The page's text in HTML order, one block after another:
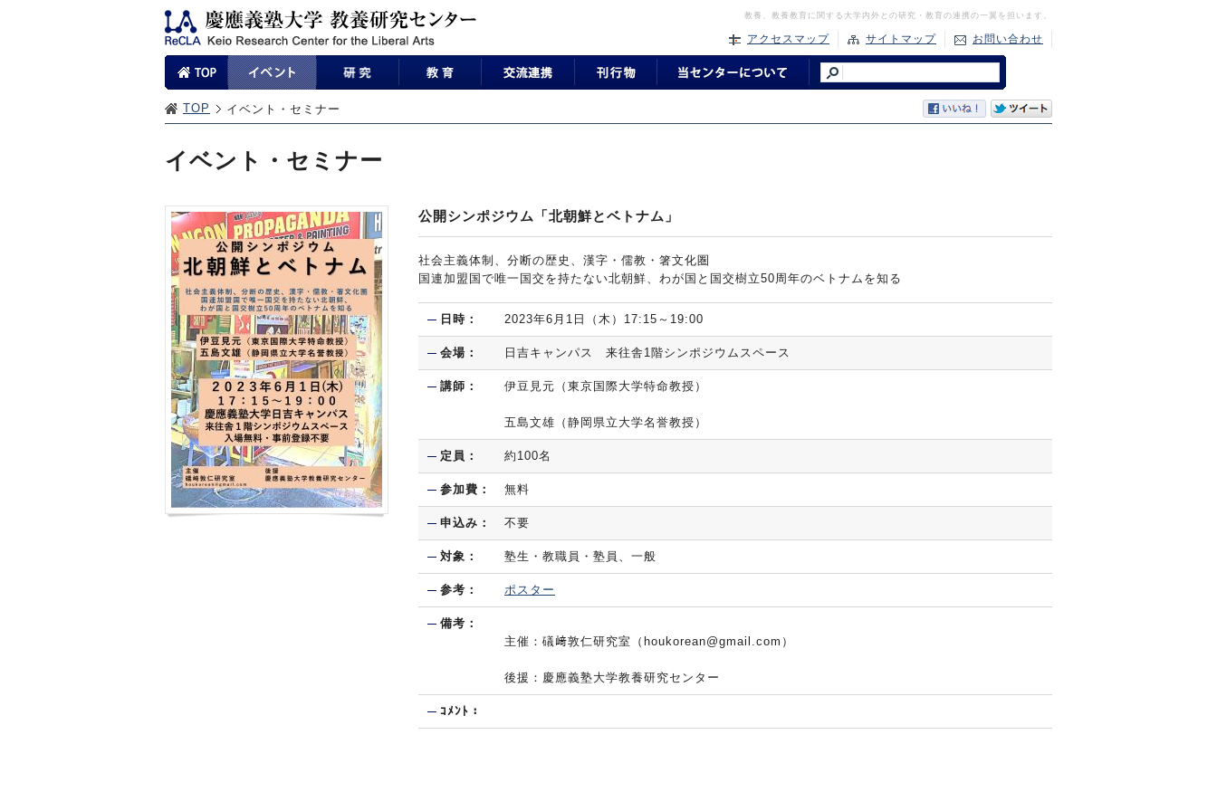
教養、教養教育に関する大学内外との研究・教育の連携の一翼を担います。
アクセスマップ サイトマップ お問い合わせ
TOP イベント・セミナー
イベント・セミナー
公開シンポジウム「北朝鮮とベトナム」
社会主義体制、分断の歴史、漢字・儒教・箸文化圏
国連加盟国で唯一国交を持たない北朝鮮、わが国と国交樹立50周年のベトナムを知る
日時： 2023年6月1日（木）17:15～19:00
会場： 日吉キャンパス 来往舎1階シンポジウムスペース
講師： 伊豆見元（東京国際大学特命教授）
五島文雄（静岡県立大学名誉教授）
定員： 約100名
参加費： 無料
申込み： 不要
対象： 塾生・教職員・塾員、一般
参考： ポスター
備考：
主催：礒﨑敦仁研究室（houkorean@gmail.com）
後援：慶應義塾大学教養研究センター
ｺﾒﾝﾄ：